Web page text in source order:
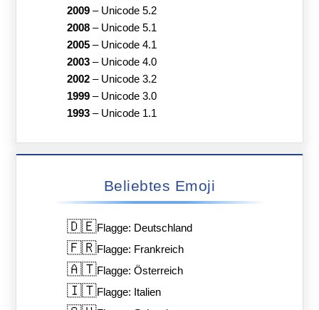
2009– Unicode 5.2
2008– Unicode 5.1
2005– Unicode 4.1
2003– Unicode 4.0
2002– Unicode 3.2
1999– Unicode 3.0
1993– Unicode 1.1
Beliebtes Emoji
🇩🇪Flagge: Deutschland
🇫🇷Flagge: Frankreich
🇦🇹Flagge: Österreich
🇮🇹Flagge: Italien